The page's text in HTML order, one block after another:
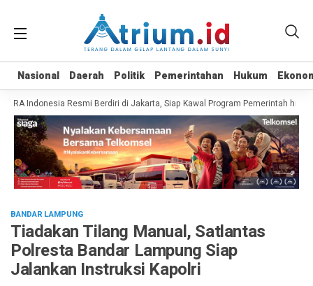
Nasional Daerah Politik Pemerintahan Hukum
Nasional Daerah Politik Pemerintahan Hukum
Indonesia Resmi Berdiri di Jakarta, Siap Kawal Program Pemerintah
BANDAR LAMPUNG
Tiadakan Tilang Manual, Satlantas
Polresta Bandar Lampung Siap
Jalankan Instruksi Kapolri